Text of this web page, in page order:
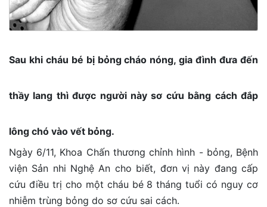
Sau khi cháu bé bị bỏng cháo nóng, gia đình đưa đến
thầy lang thì được người này sơ cứu bằng cách đắp
lông chó vào vết bỏng.
Ngày 6/11, Khoa Chấn thương chỉnh hình - bỏng, Bệnh
viện Sản nhi Nghệ An cho biết, đơn vị này đang cấp
cứu điều trị cho một cháu bé 8 tháng tuổi có nguy cơ
nhiễm trùng bỏng do sơ cứu sai cách.